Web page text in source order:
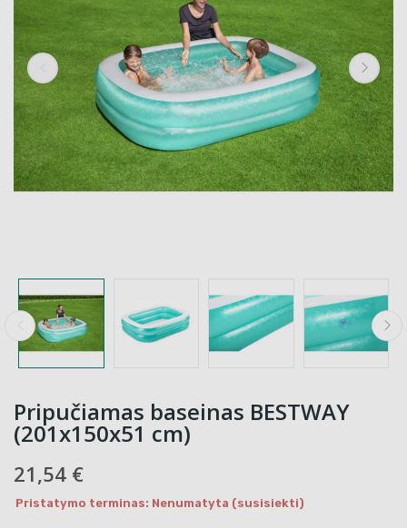
Pripučiamas baseinas BESTWAY
(201x150x51 cm)
21,54 €
Pristatymo terminas: Nenumatyta (susisiekti)